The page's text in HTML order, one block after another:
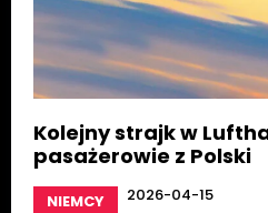
Kolejny strajk w
pasażerowie z Polski
NIEMCY 2026-04-15